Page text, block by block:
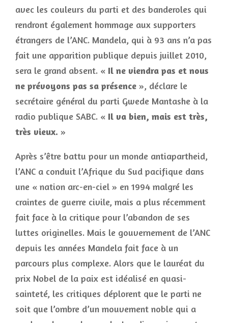
avec les couleurs du parti et des banderoles qui
rendront également hommage aux supporters
étrangers de l’ANC. Mandela, qui à 93 ans n’a pas
fait une apparition publique depuis juillet 2010,
sera le grand absent. « Il ne viendra pas et nous
ne prévoyons pas sa présence », déclare le
secrétaire général du parti Gwede Mantashe à la
radio publique SABC. « Il va bien, mais est très,
très vieux. »
Après s’être battu pour un monde antiapartheid,
l’ANC a conduit l’Afrique du Sud pacifique dans
une « nation arc-en-ciel » en 1994 malgré les
craintes de guerre civile, mais a plus récemment
fait face à la critique pour l’abandon de ses
luttes originelles. Mais le gouvernement de l’ANC
depuis les années Mandela fait face à un
parcours plus complexe. Alors que le lauréat du
prix Nobel de la paix est idéalisé en quasi-
sainteté, les critiques déplorent que le parti ne
soit que l’ombre d’un mouvement noble qui a